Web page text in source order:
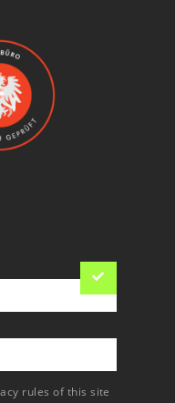
rules of this site